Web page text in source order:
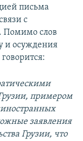
письма
с
Помимо слов
и осуждения
примером
заявления
Грузии, что